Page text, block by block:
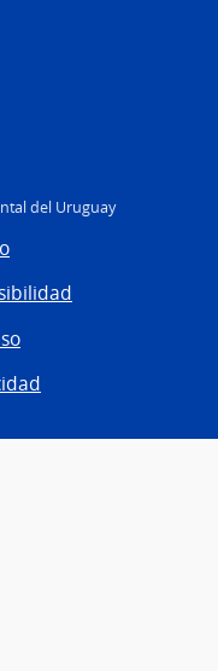
del Uruguay